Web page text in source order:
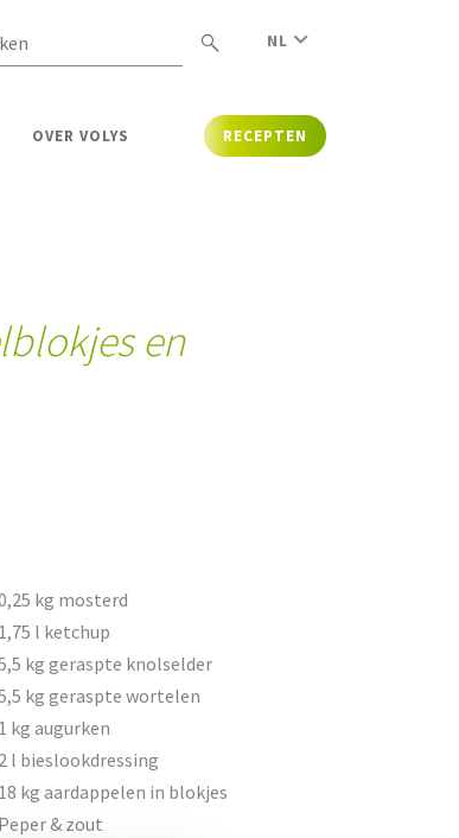
NL
OVER VOLYS RECEPTEN
en
kg mosterd
1,75 l ketchup
kg geraspte knolselder
kg geraspte wortelen
1 kg augurken
2 l bieslookdressing
18 kg aardappelen in blokjes
Peper & zout